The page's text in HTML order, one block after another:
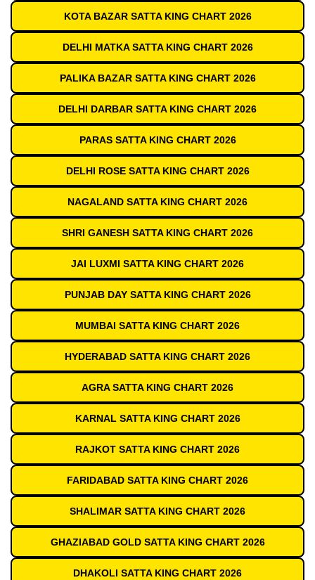
KOTA BAZAR SATTA KING CHART 2026
DELHI MATKA SATTA KING CHART 2026
PALIKA BAZAR SATTA KING CHART 2026
DELHI DARBAR SATTA KING CHART 2026
PARAS SATTA KING CHART 2026
DELHI ROSE SATTA KING CHART 2026
NAGALAND SATTA KING CHART 2026
SHRI GANESH SATTA KING CHART 2026
JAI LUXMI SATTA KING CHART 2026
PUNJAB DAY SATTA KING CHART 2026
MUMBAI SATTA KING CHART 2026
HYDERABAD SATTA KING CHART 2026
AGRA SATTA KING CHART 2026
KARNAL SATTA KING CHART 2026
RAJKOT SATTA KING CHART 2026
FARIDABAD SATTA KING CHART 2026
SHALIMAR SATTA KING CHART 2026
GHAZIABAD GOLD SATTA KING CHART 2026
DHAKOLI SATTA KING CHART 2026